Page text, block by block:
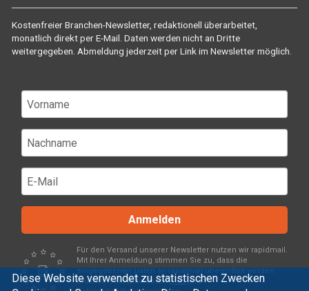
Diese Website verwendet zu statistischen Zwecken
Kostenfreier Branchen-Newsletter, redaktionell überarbeitet,
monatlich direkt per E-Mail. Daten werden nicht an Dritte
weitergegeben. Abmeldung jederzeit per Link im Newsletter möglich.
Anmelden
Für den Versand unserer Newsletter nutzen wir rapidmail.
Mit Ihrer Anmeldung stimmen Sie zu, dass die
eingegebenen Daten an rapidmail übermittelt werden.
Beachten Sie bitte derenAGBund